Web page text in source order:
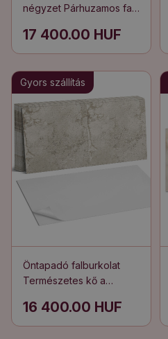
négyzet Párhuzamos fa
17 400.00 HUF
Gyors szállítás
Öntapadó falburkolat
Természetes kő a
16 400.00 HUF